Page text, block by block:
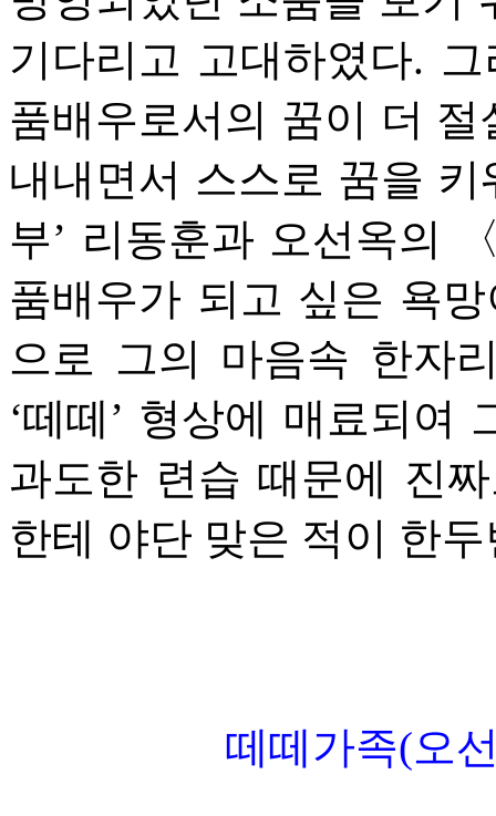
기다리고 고대하였다.
품배우로서의 꿈이 더
내내면서 스스로 꿈을 키
부’ 리동훈과 오선옥의
품배우가 되고 싶은 욕
으로 그의 마음속 한자
‘떼떼’ 형상에 매료되여
과도한 련습 때문에 진
한테 야단 맞은 적이 한
떼떼가족(오